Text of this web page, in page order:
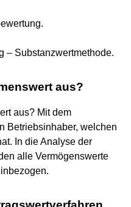
– Substanzwertmethode.
aus?
aus? Mit dem
Betriebsinhaber, welchen
In die Analyse der
alle Vermögenswerte